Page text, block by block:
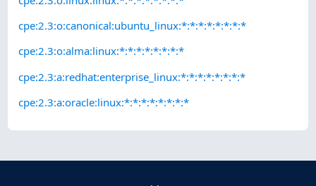
cpe:2.3:o:canonical:ubuntu_linux:*:*:*:*:*:*:*:*
cpe:2.3:o:alma:linux:*:*:*:*:*:*:*:*
cpe:2.3:a:redhat:enterprise_linux:*:*:*:*:*:*:*:*
cpe:2.3:a:oracle:linux:*:*:*:*:*:*:*:*